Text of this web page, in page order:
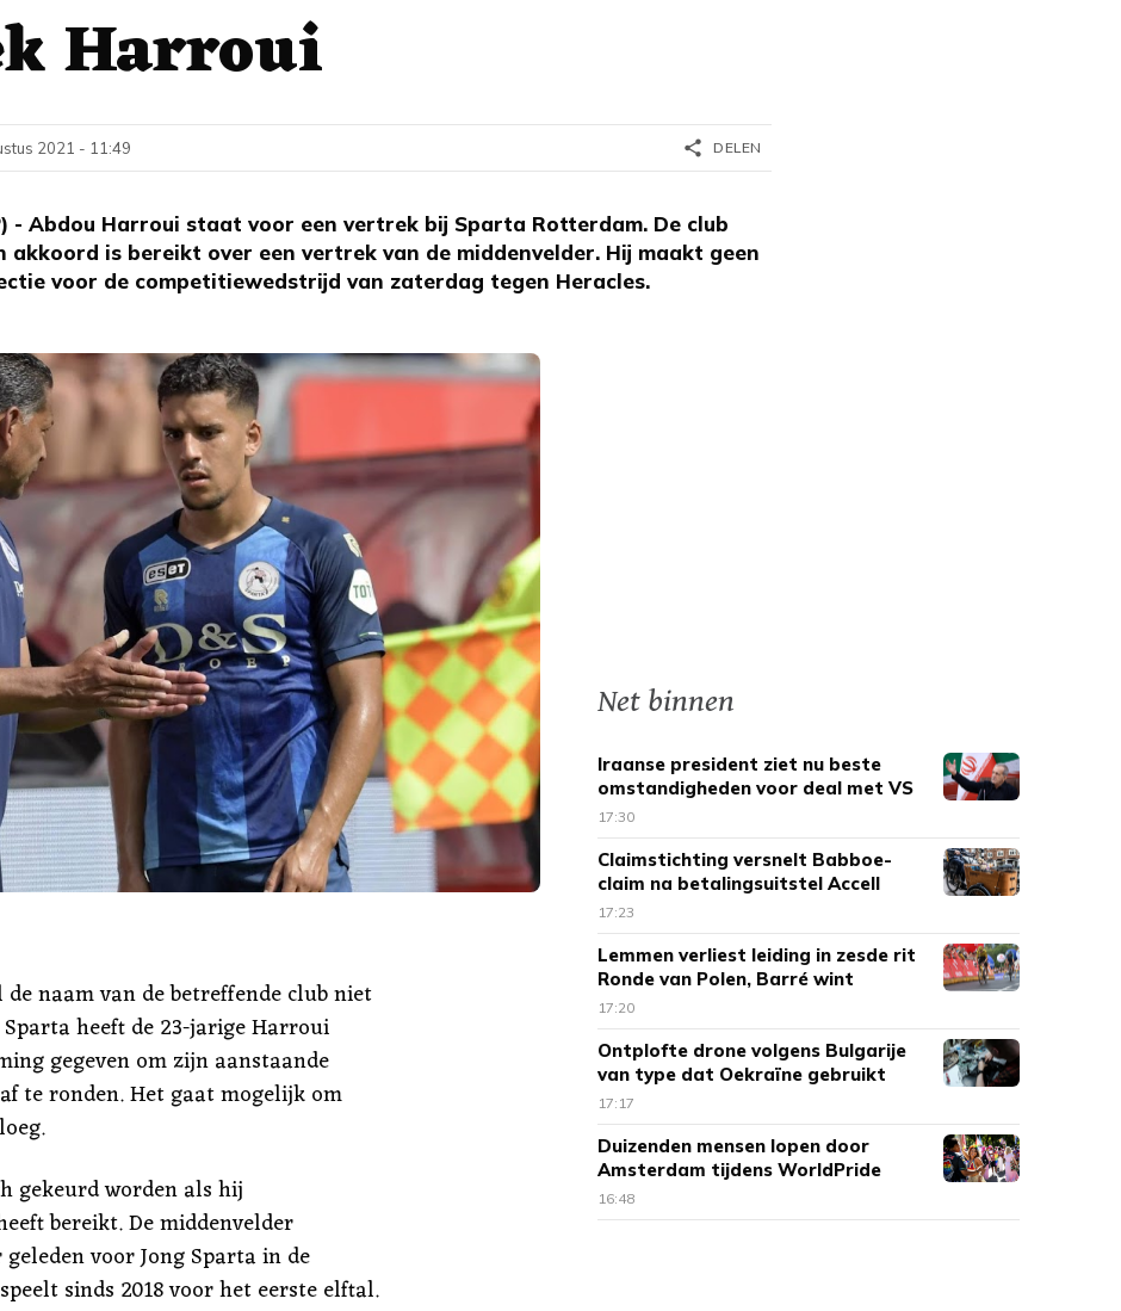
Harroui
- Abdou Harroui staat voor een vertrek bij Sparta Rotterdam. De club
akkoord is bereikt over een vertrek van de middenvelder. Hij maakt geen
voor de competitiewedstrijd van zaterdag tegen Heracles.
2021 - 11:49 share DELEN
naam van de betreffende club niet
heeft de 23-jarige Harroui
gegeven om zijn aanstaande
te ronden. Het gaat mogelijk om
gekeurd worden als hij
bereikt. De middenvelder
voor Jong Sparta in de
sinds 2018 voor het eerste elftal.
Net binnen
Iraanse president ziet nu beste
omstandigheden voor deal met VS
17:30
Claimstichting versnelt Babboe-
claim na betalingsuitstel Accell
17:23
Lemmen verliest leiding in zesde rit
Ronde van Polen, Barré wint
17:20
Ontplofte drone volgens Bulgarije
van type dat Oekraïne gebruikt
17:17
Duizenden mensen lopen door
Amsterdam tijdens WorldPride
March
16:48